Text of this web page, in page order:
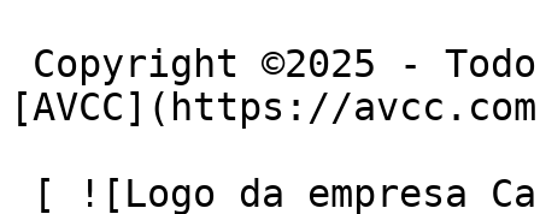
[AVCC](https://